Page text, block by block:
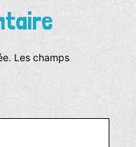
Les champs